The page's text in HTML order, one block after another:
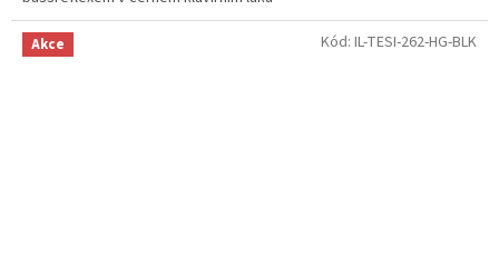
Akce Kód: IL-TESI-262-HG-BLK